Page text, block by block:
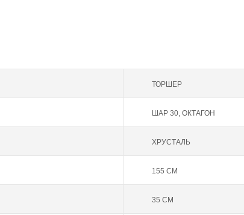
ТОРШЕР
ШАР 30, ОКТАГОН
ХРУСТАЛЬ
155 СМ
35 СМ